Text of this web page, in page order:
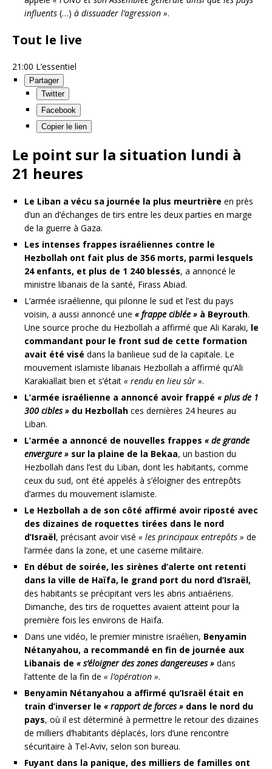
influents (…) à dissuader l’agression ».
Tout le live
21:00 L’essentiel
Partager
Twitter
Facebook
Copier le lien
Le point sur la situation lundi à
21 heures
Le Liban a vécu sa journée la plus meurtrière en près
d’un an d’échanges de tirs entre les deux parties en marge
de la guerre à Gaza.
Les intenses frappes israéliennes contre le
Hezbollah ont fait plus de 356 morts, parmi lesquels
24 enfants, et plus de 1 240 blessés, a annoncé le
ministre libanais de la santé, Firass Abiad.
L’armée israélienne, qui pilonne le sud et l’est du pays
voisin, a aussi annoncé une « frappe ciblée » à Beyrouth.
Une source proche du Hezbollah a affirmé que Ali Karaki, le
commandant pour le front sud de cette formation
avait été visé dans la banlieue sud de la capitale. Le
mouvement islamiste libanais Hezbollah a affirmé qu’Ali
Karakiallait bien et s’était « rendu en lieu sûr ».
L’armée israélienne a annoncé avoir frappé « plus de 1
300 cibles » du Hezbollah ces dernières 24 heures au
Liban.
L’armée a annoncé de nouvelles frappes « de grande
envergure » sur la plaine de la Bekaa, un bastion du
Hezbollah dans l’est du Liban, dont les habitants, comme
ceux du sud, ont été appelés à s’éloigner des entrepôts
d’armes du mouvement islamiste.
Le Hezbollah a de son côté affirmé avoir riposté avec
des dizaines de roquettes tirées dans le nord
d’Israël, précisant avoir visé « les principaux entrepôts » de
l’armée dans la zone, et une caserne militaire.
En début de soirée, les sirènes d’alerte ont retenti
dans la ville de Haïfa, le grand port du nord d’Israël,
des habitants se précipitant vers les abris antiaériens.
Dimanche, des tirs de roquettes avaient atteint pour la
première fois les environs de Haïfa.
Dans une vidéo, le premier ministre israélien, Benyamin
Nétanyahou, a recommandé en fin de journée aux
Libanais de « s’éloigner des zones dangereuses » dans
l’attente de la fin de « l’opération ».
Benyamin Nétanyahou a affirmé qu’Israël était en
train d’inverser le « rapport de forces » dans le nord du
pays, où il est déterminé à permettre le retour des dizaines
de milliers d’habitants déplacés, lors d’une rencontre
sécuritaire à Tel-Aviv, selon son bureau.
Fuyant dans la panique, des milliers de familles ont